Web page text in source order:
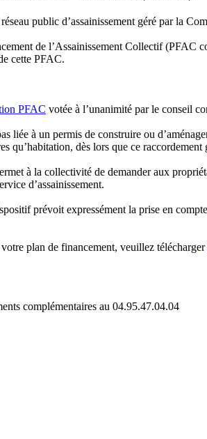
public d’assainissement géré par la
de l’Assainissement Collectif (PFAC
cette PFAC.
PFAC votée à l’unanimité par le conseil
liée à un permis de construire ou
qu’habitation, dès lors que ce raccordement
à la collectivité de demander aux
d’assainissement.
prévoit expressément la prise en
plan de financement, veuillez télécharger
complémentaires au 04.95.47.04.04